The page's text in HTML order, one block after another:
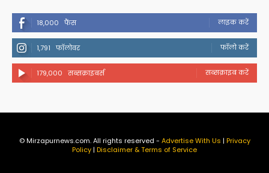
18,000 फैंस लाइक करें
1,791 फॉलोवर फॉलो करें
179,000 सब्सक्राइबर्स सब्सक्राइब करें
© Mirzapurnews.com. All rights reserved - Advertise With Us | Privacy
Policy| Disclaimer & Terms of Service